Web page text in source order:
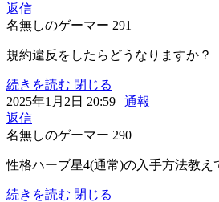
返信
名無しのゲーマー 291
規約違反をしたらどうなりますか？
続きを読む 閉じる
2025年1月2日 20:59 | 通報
返信
名無しのゲーマー 290
性格ハーブ星4(通常)の入手方法教え
続きを読む 閉じる